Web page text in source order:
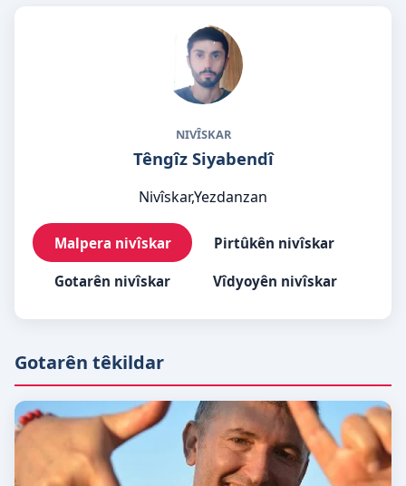
NIVÎSKAR
Têngîz Siyabendî
Nivîskar,Yezdanzan
Malpera nivîskar Pirtûkên nivîskar
Gotarên nivîskar Vîdyoyên nivîskar
Gotarên têkildar